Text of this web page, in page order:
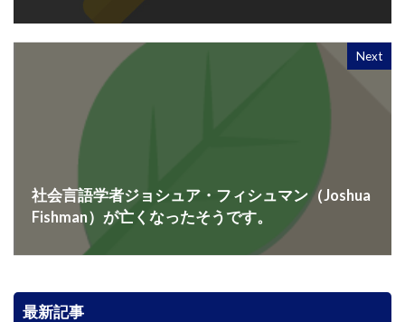
Next
社会言語学者ジョシュア・フィシュマン（Joshua
Fishman）が亡くなったそうです。
最新記事